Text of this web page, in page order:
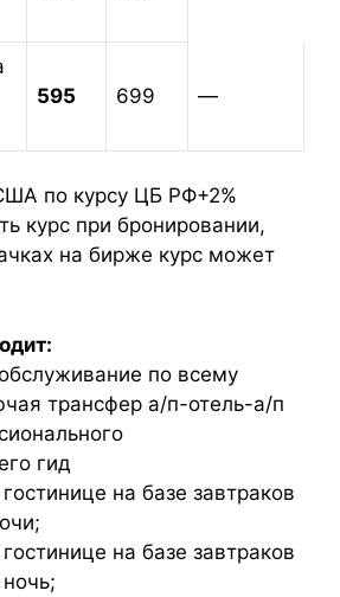
595 699 —
по курсу ЦБ РФ+2%
курс при бронировании,
на бирже курс может
по всему
трансфер а/п-отель-а/п
гид
на базе завтраков
на базе завтраков